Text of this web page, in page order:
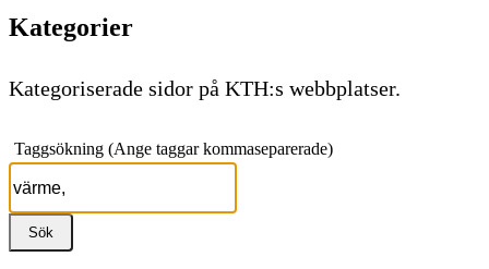
Kategorier
Kategoriserade sidor på KTH:s webbplatser.
Taggsökning (Ange taggar kommaseparerade)